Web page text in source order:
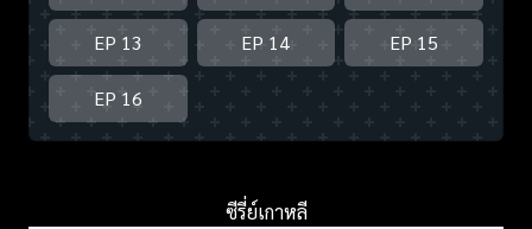
EP 13 EP 14 EP 15
EP 16
ซีรี่ย์เกาหลี